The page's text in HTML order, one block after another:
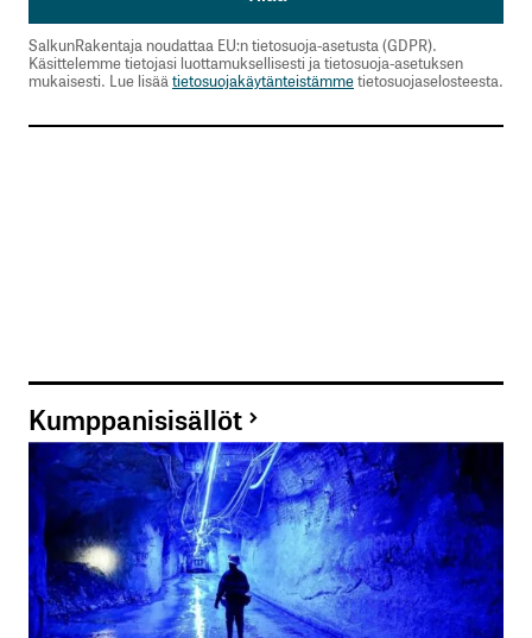
SalkunRakentaja noudattaa EU:n tietosuoja-asetusta (GDPR).
Käsittelemme tietojasi luottamuksellisesti ja tietosuoja-asetuksen
mukaisesti. Lue lisäätietosuojakäytänteistämmetietosuojaselosteesta.
Kumppanisisällöt